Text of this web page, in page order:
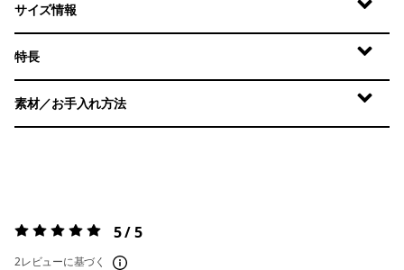
サイズ情報
特長
素材／お手入れ方法
評価:5 / 5 5 / 5
2レビューに基づく